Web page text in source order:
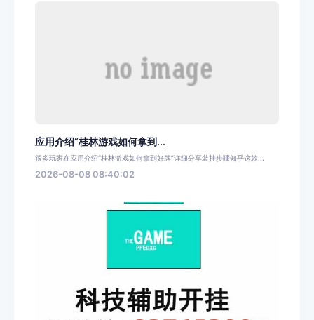
应用介绍“桂林游戏如何拿到...
很多玩家在应用介绍“桂林游戏如何拿到好牌”详细分享装挂步骤知乎这款...
2026-08-08 08:40:02